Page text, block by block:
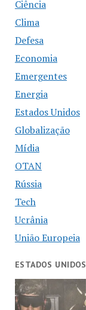
Ciência
Clima
Defesa
Economia
Emergentes
Energia
Estados Unidos
Globalização
Mídia
OTAN
Rússia
Tech
Ucrânia
União Europeia
ESTADOS UNIDOS